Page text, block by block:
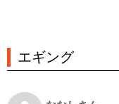
エギング